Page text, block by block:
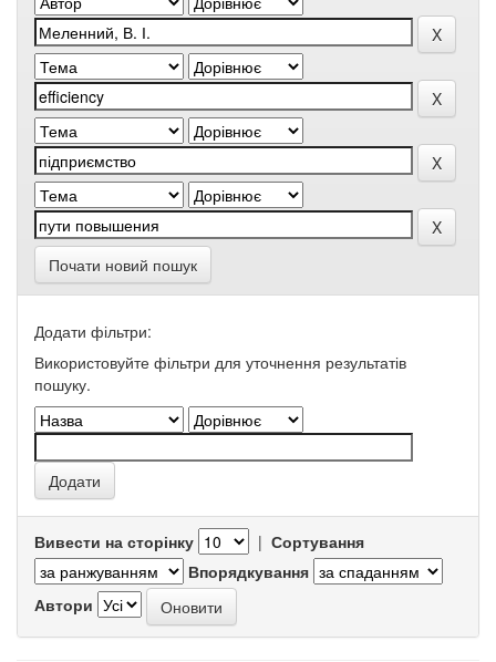
Почати новий пошук
Додати фільтри:
Використовуйте фільтри для уточнення результатів
пошуку.
Вивести на сторінку | Сортування
Впорядкування
Автори